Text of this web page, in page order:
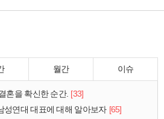
월간 이슈
혼을 확신한 순간. [33]
성연대 대표에 대해 알아보자 [65]